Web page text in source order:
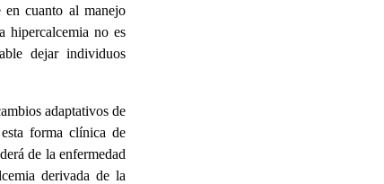
en cuanto al manejo
hipercalcemia no es
dejar individuos
adaptativos de
forma clínica de
de la enfermedad
derivada de la